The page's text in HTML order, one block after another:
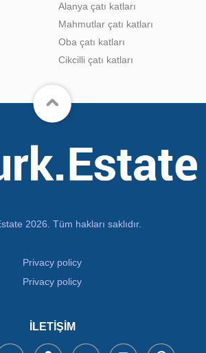
Alanya çatı katları
Mahmutlar çatı katları
Oba çatı katları
Cikcilli çatı katları
2026. Tüm hakları saklıdır.
Privacy policy
Privacy policy
İLETIŞIM